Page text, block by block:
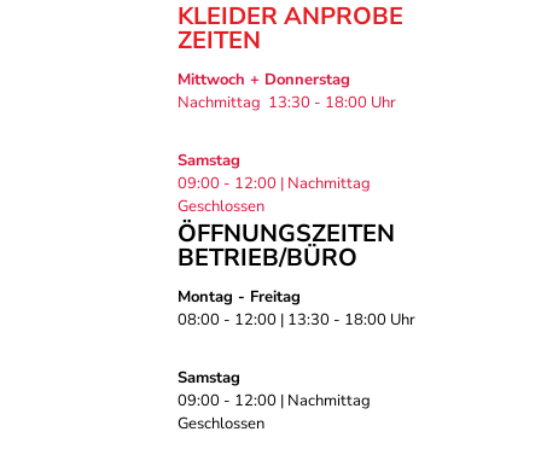
KLEIDER ANPROBE
ZEITEN
Mittwoch + Donnerstag
Nachmittag 13:30 - 18:00 Uhr
Samstag
09:00 - 12:00 | Nachmittag
Geschlossen
ÖFFNUNGSZEITEN
BETRIEB/BÜRO
Montag - Freitag
08:00 - 12:00 | 13:30 - 18:00 Uhr
Samstag
09:00 - 12:00 | Nachmittag
Geschlossen